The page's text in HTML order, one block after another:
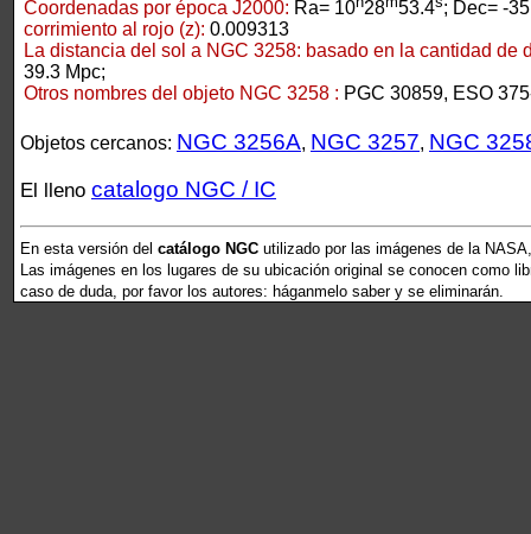
Coordenadas por época J2000: Ra= 10 28 53.4 ; Dec= -
corrimiento al rojo (z): 0.009313
La distancia del sol a NGC 3258: basado en la cantidad de
39.3 Mpc;
Otros nombres del objeto NGC 3258 : PGC 30859, ESO
Objetos cercanos: NGC 3256A, NGC 3257, NGC
El lleno catalogo NGC / IC
En esta versión del catálogo NGC utilizado por las imágenes de la
Las imágenes en los lugares de su ubicación original se conocen como
caso de duda, por favor los autores: háganmelo saber y se eliminarán.